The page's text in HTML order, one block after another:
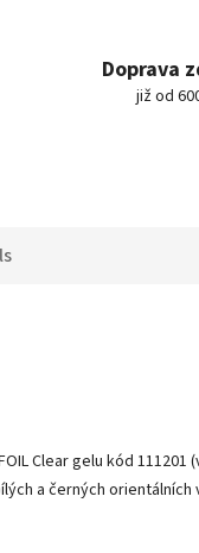
Doprava
již od
Clear gelu kód 111201
a černých orientálních